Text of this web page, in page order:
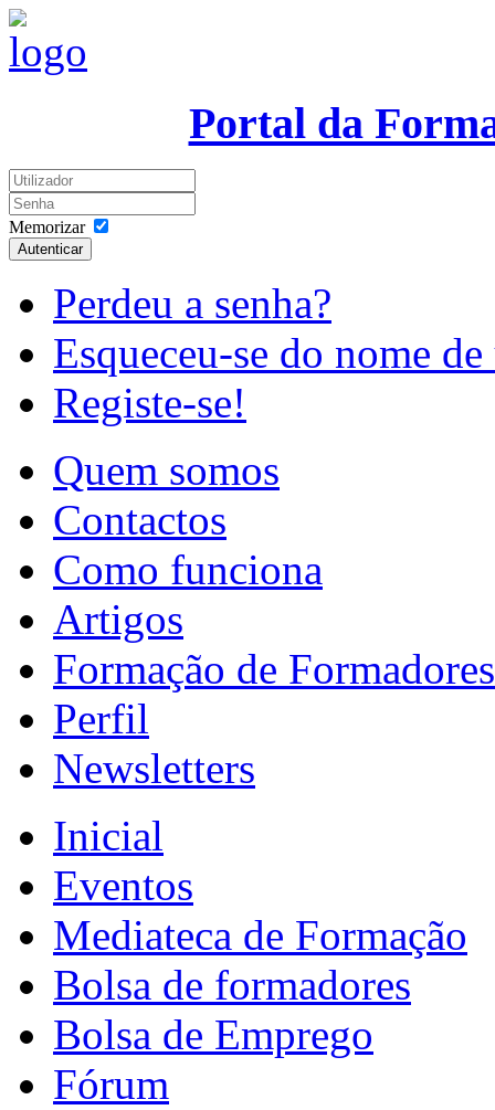
Portal da
Memorizar
Autenticar
Perdeu a senha?
Esqueceu-se do nome
Registe-se!
Quem somos
Contactos
Como funciona
Artigos
Formação de Formadores
Perfil
Newsletters
Inicial
Eventos
Mediateca de Formação
Bolsa de formadores
Bolsa de Emprego
Fórum